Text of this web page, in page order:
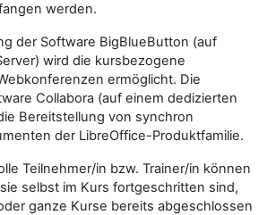
werden.
der Software BigBlueButton (auf
wird die kursbezogene
ermöglicht. Die
Collabora (auf einem dedizierten
Bereitstellung von synchron
der LibreOffice-Produktfamilie.
Teilnehmer/in bzw. Trainer/in können
selbst im Kurs fortgeschritten sind,
ganze Kurse bereits abgeschlossen